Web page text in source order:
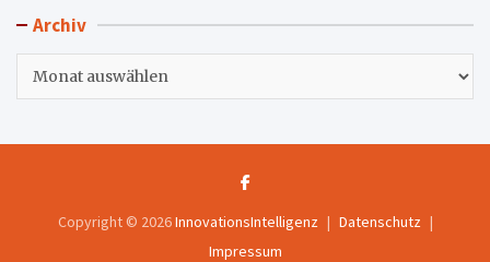
Archiv
Copyright © 2026InnovationsIntelligenz
Datenschutz
Impressum